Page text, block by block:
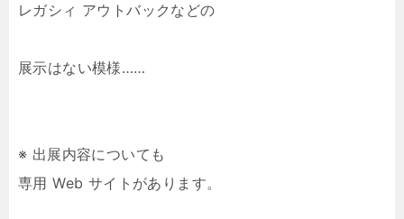
レガシィ アウトバックなどの
展示はない模様……
※ 出展内容についても
専用 Web サイトがあります。